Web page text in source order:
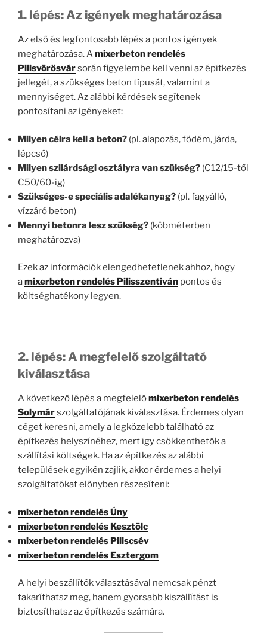
1. lépés: Az igények meghatározása
Az első és legfontosabb lépés a pontos igények
meghatározása. Amixerbeton rendelés
Pilisvörösvársorán figyelembe kell venni az építkezés
jellegét, a szükséges beton típusát, valamint a
mennyiséget. Az alábbi kérdések segítenek
pontosítani az igényeket:
Milyen célra kell a beton? (pl. alapozás, födém, járda,
lépcső)
Milyen szilárdsági osztályra van szükség? (C12/15-től
C50/60-ig)
Szükséges-e speciális adalékanyag? (pl. fagyálló,
vízzáró beton)
Mennyi betonra lesz szükség? (köbméterben
meghatározva)
Ezek az információk elengedhetetlenek ahhoz, hogy
amixerbeton rendelés Pilisszentiván pontos és
költséghatékony legyen.
2. lépés: A megfelelő szolgáltató
kiválasztása
A következő lépés a megfelelőmixerbeton rendelés
Solymárszolgáltatójának kiválasztása. Érdemes olyan
céget keresni, amely a legközelebb található az
építkezés helyszínéhez, mert így csökkenthetők a
szállítási költségek. Ha az építkezés az alábbi
települések egyikén zajlik, akkor érdemes a helyi
szolgáltatókat előnyben részesíteni:
mixerbeton rendelés Úny
mixerbeton rendelés Kesztölc
mixerbeton rendelés Piliscsév
mixerbeton rendelés Esztergom
A helyi beszállítók választásával nemcsak pénzt
takaríthatsz meg, hanem gyorsabb kiszállítást is
biztosíthatsz az építkezés számára.